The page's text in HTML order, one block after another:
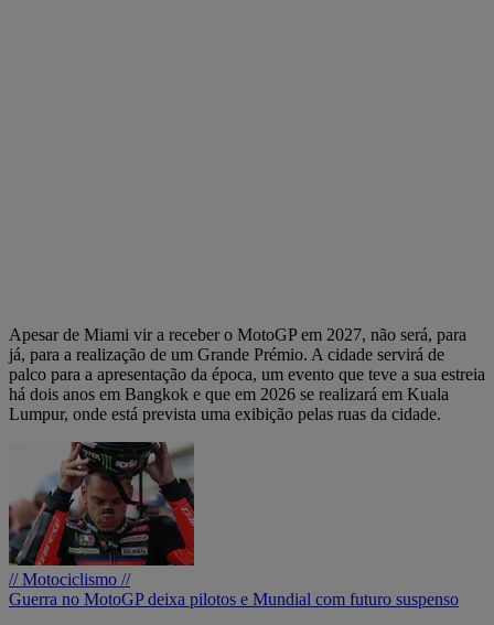
Apesar de Miami vir a receber o MotoGP em 2027, não será, para
já, para a realização de um Grande Prémio. A cidade servirá de
palco para a apresentação da época, um evento que teve a sua estreia
há dois anos em Bangkok e que em 2026 se realizará em Kuala
Lumpur, onde está prevista uma exibição pelas ruas da cidade.
// Motociclismo //
Guerra no MotoGP deixa pilotos e Mundial com futuro suspenso